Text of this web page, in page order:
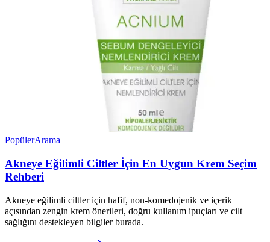
PopülerArama
Akneye Eğilimli Ciltler İçin En Uygun Krem Seçim
Rehberi
Akneye eğilimli ciltler için hafif, non-komedojenik ve içerik
açısından zengin krem önerileri, doğru kullanım ipuçları ve cilt
sağlığını destekleyen bilgiler burada.